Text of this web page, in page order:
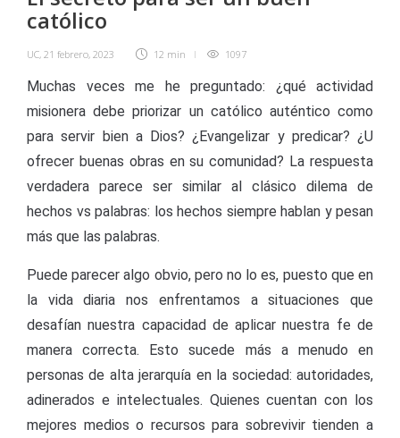
católico
UC, 21 febrero, 2023 12 min 1097
Muchas veces me he preguntado: ¿qué actividad
misionera debe priorizar un católico auténtico como
para servir bien a Dios? ¿Evangelizar y predicar? ¿U
ofrecer buenas obras en su comunidad? La respuesta
verdadera parece ser similar al clásico dilema de
hechos vs palabras: los hechos siempre hablan y pesan
más que las palabras.
Puede parecer algo obvio, pero no lo es, puesto que en
la vida diaria nos enfrentamos a situaciones que
desafían nuestra capacidad de aplicar nuestra fe de
manera correcta. Esto sucede más a menudo en
personas de alta jerarquía en la sociedad: autoridades,
adinerados e intelectuales. Quienes cuentan con los
mejores medios o recursos para sobrevivir tienden a